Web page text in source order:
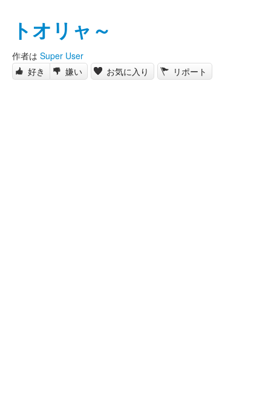
トオリャ～
作者は Super User
好き
嫌い お気に入り リポート